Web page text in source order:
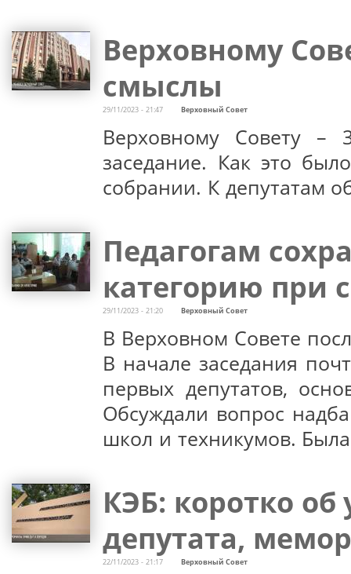
Верховному
смыслы
29/11/2023 - 21:47 Верховный Совет
Верховному Совету –
заседание. Как это
собрании. К депутатам
Педагогам
категорию при
29/11/2023 - 21:20 Верховный Совет
В Верховном Совете
В начале заседания
первых депутатов,
Обсуждали вопрос
школ и техникумов.
КЭБ: коротко об
депутата,
22/11/2023 - 21:17 Верховный Совет